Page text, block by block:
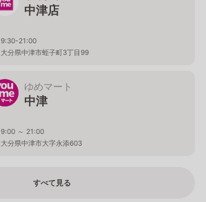
中津店
9:30-21:00
大分県中津市蛭子町3丁目99
ゆめマート
中津
9:00 ～ 21:00
大分県中津市大字永添603
すべて見る